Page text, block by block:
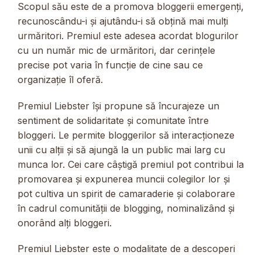
Scopul său este de a promova bloggerii emergenți,
recunoscându-i și ajutându-i să obțină mai mulți
urmăritori. Premiul este adesea acordat blogurilor
cu un număr mic de urmăritori, dar cerințele
precise pot varia în funcție de cine sau ce
organizație îl oferă.
Premiul Liebster își propune să încurajeze un
sentiment de solidaritate și comunitate între
bloggeri. Le permite bloggerilor să interacționeze
unii cu alții și să ajungă la un public mai larg cu
munca lor. Cei care câștigă premiul pot contribui la
promovarea și expunerea muncii colegilor lor și
pot cultiva un spirit de camaraderie și colaborare
în cadrul comunității de blogging, nominalizând și
onorând alți bloggeri.
Premiul Liebster este o modalitate de a descoperi